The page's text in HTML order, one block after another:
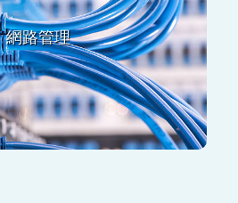
網路管理
Firewall
Switch
網路規劃架設